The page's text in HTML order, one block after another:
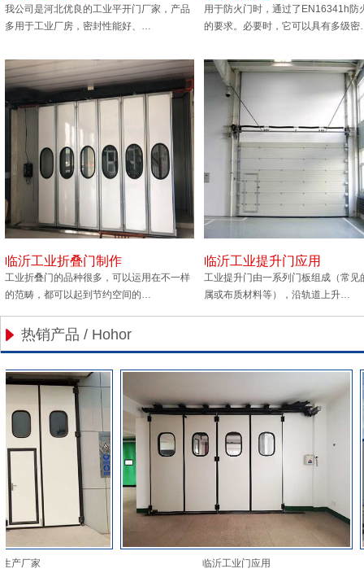
我公司是河北优良的工业平开门厂家，产品
多用于工业厂房，密封性能好、…
用于防火门时，通过了EN16341h防
的要求。必要时，它可以具有多级
临沂工业折叠门制作
工业折叠门的品种很多，可以运用在不一样
的范畴，都可以起到节约空间的…
临沂工业提升门应用
工业提升门由一系列门板组成（常见
属或布质材料等），沿轨道上升…
热销产品 / Hohor
临沂工业门应用